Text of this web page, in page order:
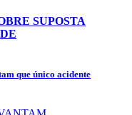
SUPOSTA
que único acidente